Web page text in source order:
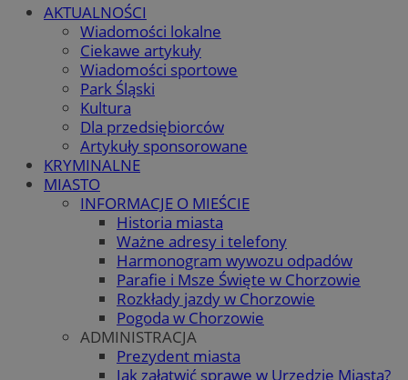
AKTUALNOŚCI
Wiadomości lokalne
Ciekawe artykuły
Wiadomości sportowe
Park Śląski
Kultura
Dla przedsiębiorców
Artykuły sponsorowane
KRYMINALNE
MIASTO
INFORMACJE O MIEŚCIE
Historia miasta
Ważne adresy i telefony
Harmonogram wywozu odpadów
Parafie i Msze Święte w Chorzowie
Rozkłady jazdy w Chorzowie
Pogoda w Chorzowie
ADMINISTRACJA
Prezydent miasta
Jak załatwić sprawę w Urzędzie Miasta?